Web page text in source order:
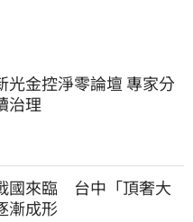
光金控淨零論壇 專家分
治理
國來臨　台中「頂奢大
漸成形